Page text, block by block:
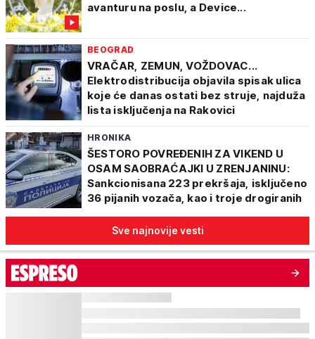
avanturu na poslu, a Device...
BEOGRAD
VRAČAR, ZEMUN, VOŽDOVAC...
Elektrodistribucija objavila spisak ulica
koje će danas ostati bez struje, najduža
lista isključenja na Rakovici
HRONIKA
ŠESTORO POVREĐENIH ZA VIKEND U
OSAM SAOBRAĆAJKI U ZRENJANINU:
Sankcionisana 223 prekršaja, isključeno
36 pijanih vozača, kao i troje drogiranih
Sve najnovije vesti